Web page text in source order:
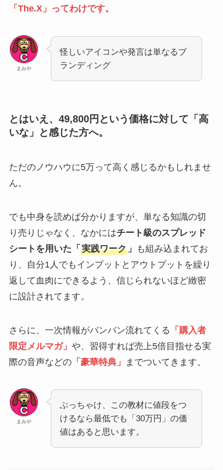
「The.X」ってわけです。
まみや
怪しいアイコンや発言は単なるブ
ランディング
とはいえ、49,800円という価格に対して 「高
いな」
と感じた方へ。
ただのノウハウに5万って高く感じるかもしれませ
ん。
でも中身を読めば分かりますが、単なる知識の切
り売りじゃなく、なかにはチート級のスプレッド
シートを用いた「 実践ワーク」
も組み込まれてお
り、自分1人でもインプットとアウトプットを繰り
返して血肉にできるよう、信じられないほど緻密
に設計されてます。
さらに、一次情報がバンバン流れてくる 「購入者
限定メルマガ」 や、習得すれば売上5倍目指せる実
際の音声などの「豪華特典」 までついてきます。
まみや
ぶっちゃけ、この教材に値段をつ
けるなら最低でも「30万円」の価
値はあると思います。